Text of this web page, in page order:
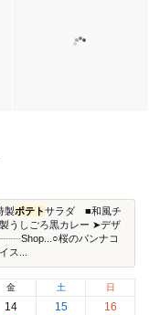
製ポテトサラダ ■和風チ
うしごろ黒カレー ➤デザ
桜のパンナコ
ス...
金
14
土
15
日
16